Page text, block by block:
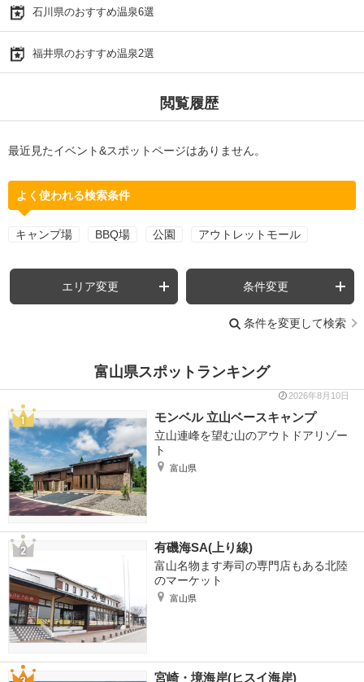
石川県のおすすめ温泉6選
福井県のおすすめ温泉2選
閲覧履歴
最近見たイベント&スポットページはありません。
よく使われる検索条件
キャンプ場 BBQ場 公園 アウトレットモール
エリア変更 条件変更
条件を変更して検索
富山県スポットランキング
2026年8月10日
モンベル 立山ベースキャンプ
立山連峰を望む山のアウトドアリゾー
ト
富山県
有磯海SA(上り線)
富山名物ます寿司の専門店もある北陸
のマーケット
富山県
宮崎・境海岸(ヒスイ海岸)